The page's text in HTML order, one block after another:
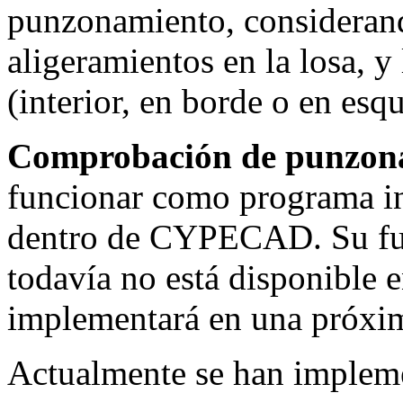
punzonamiento,
aligeramientos en la losa,
(interior, en borde o en
Comprobación de
funcionar como programa
dentro de CYPECAD. Su
todavía no está disponible
implementará en una
Actualmente se han